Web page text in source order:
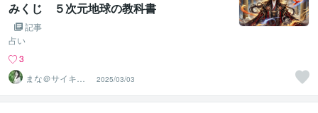
みくじ ５次元地球の教科書
記事
占い
3
まな＠サイキッ
ク能力を覚醒さ
せる専門家
2025/03/03